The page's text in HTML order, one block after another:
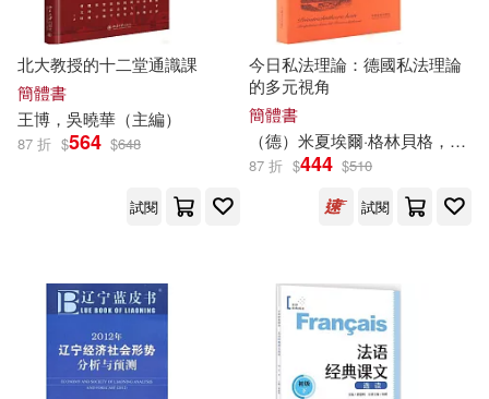
劉益宏（主編）(94)
孫靜（主編）(94)
梁曉聲(92)
上海書畫出版社(91)
江必新（主編）(89)
黑龍江科學技術出版社(1253)
鄭州大學出版社(1220)
上海古籍出版社(1107)
武漢理工大學出版社(1100)
北大教授的十二堂通識課
簡體書
王博，吳曉華（主編）
87 折 $564 $648
試閱
今日私法理論：德國私法理論
的多元視角
簡體書
（德）米夏埃爾·格林貝格，（德）尼爾斯·楊森（
87 折 $444 $510
試閱